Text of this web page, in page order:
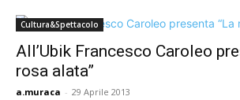
Cultura&Spettacolo
All’Ubik Francesco Caroleo
rosa alata”
a.muraca - 29 Aprile 2013